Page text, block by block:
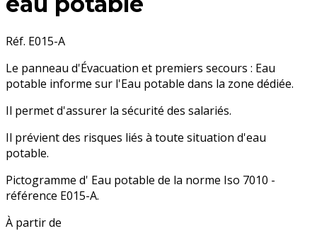
Réf. E015-A
Le panneau d'Évacuation et premiers secours : Eau
potable informe sur l'Eau potable dans la zone dédiée.
Il permet d'assurer la sécurité des salariés.
Il prévient des risques liés à toute situation d'eau
potable.
Pictogramme d' Eau potable de la norme Iso 7010 -
référence E015-A.
À partir de